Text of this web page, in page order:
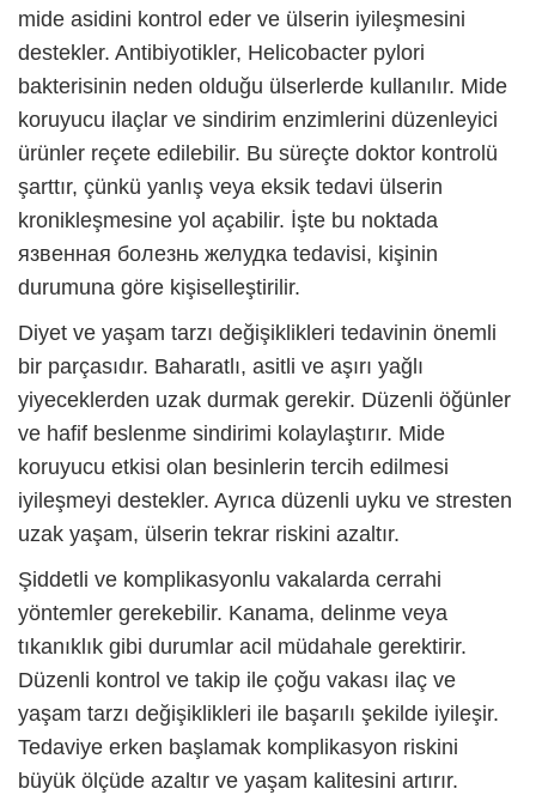
mide asidini kontrol eder ve ülserin iyileşmesini
destekler. Antibiyotikler, Helicobacter pylori
bakterisinin neden olduğu ülserlerde kullanılır. Mide
koruyucu ilaçlar ve sindirim enzimlerini düzenleyici
ürünler reçete edilebilir. Bu süreçte doktor kontrolü
şarttır, çünkü yanlış veya eksik tedavi ülserin
kronikleşmesine yol açabilir. İşte bu noktada
язвенная болезнь желудка tedavisi, kişinin
durumuna göre kişiselleştirilir.
Diyet ve yaşam tarzı değişiklikleri tedavinin önemli
bir parçasıdır. Baharatlı, asitli ve aşırı yağlı
yiyeceklerden uzak durmak gerekir. Düzenli öğünler
ve hafif beslenme sindirimi kolaylaştırır. Mide
koruyucu etkisi olan besinlerin tercih edilmesi
iyileşmeyi destekler. Ayrıca düzenli uyku ve stresten
uzak yaşam, ülserin tekrar riskini azaltır.
Şiddetli ve komplikasyonlu vakalarda cerrahi
yöntemler gerekebilir. Kanama, delinme veya
tıkanıklık gibi durumlar acil müdahale gerektirir.
Düzenli kontrol ve takip ile çoğu vakası ilaç ve
yaşam tarzı değişiklikleri ile başarılı şekilde iyileşir.
Tedaviye erken başlamak komplikasyon riskini
büyük ölçüde azaltır ve yaşam kalitesini artırır.